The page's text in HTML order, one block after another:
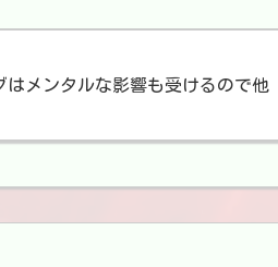
メンタルな影響も受けるので他